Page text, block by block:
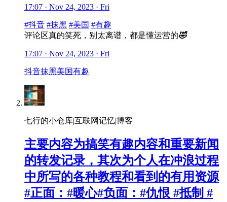
17:07 · Nov 24, 2023 · Fri
#抖音 #抹黑 #美国 #有趣
评论区真的笑死，别太离谱，都是懂运营的🤣
17:07 · Nov 24, 2023 · Fri
抖音抹黑美国有趣
七行的小仓库|互联网记忆|博客
主要内容为搞笑有趣内容和重要新闻
的转发记录，其次为个人在冲浪过程
中所写的各种教程和看到的有用资源
#正面：#暖心#负面：#仇恨 #抵制 #